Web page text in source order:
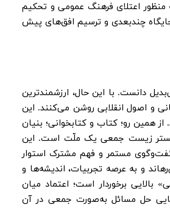
منظور اعتلای فرهنگ عمومی و تحکیم
چندبعدی و ترسیم افق‌های پیش
دانست. با این حال، ارزشمندترین
و اصول انقلابی روشن می‌کنند. این
همین رو؛ کتاب و کتابخوانی؛ بنیان
زیست جمعی یک ملّت است. این
گفت‌وگوی مستمر و فهم مشترک استوار
و به عرصه تجربیات، اندیشه‌ها و
برخوردار است؛ اعتماد میان
حل مسائل به‌صورت جمعی در آن